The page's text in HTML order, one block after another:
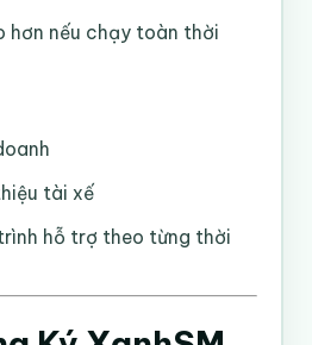
hơn nếu chạy toàn thời
tài xế
hỗ trợ theo từng thời